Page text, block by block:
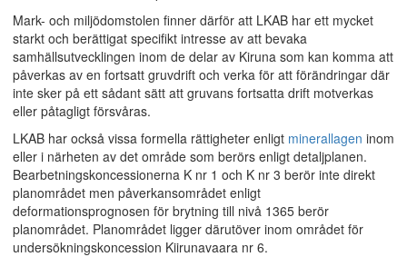
Mark- och miljödomstolen finner därför att LKAB har ett mycket
starkt och berättigat specifikt intresse av att bevaka
samhällsutvecklingen inom de delar av Kiruna som kan komma att
påverkas av en fortsatt gruvdrift och verka för att förändringar där
inte sker på ett sådant sätt att gruvans fortsatta drift motverkas
eller påtagligt försvåras.
LKAB har också vissa formella rättigheter enligt minerallagen inom
eller i närheten av det område som berörs enligt detaljplanen.
Bearbetningskoncessionerna K nr 1 och K nr 3 berör inte direkt
planområdet men påverkansområdet enligt
deformationsprognosen för brytning till nivå 1365 berör
planområdet. Planområdet ligger därutöver inom området för
undersökningskoncession Kiirunavaara nr 6.